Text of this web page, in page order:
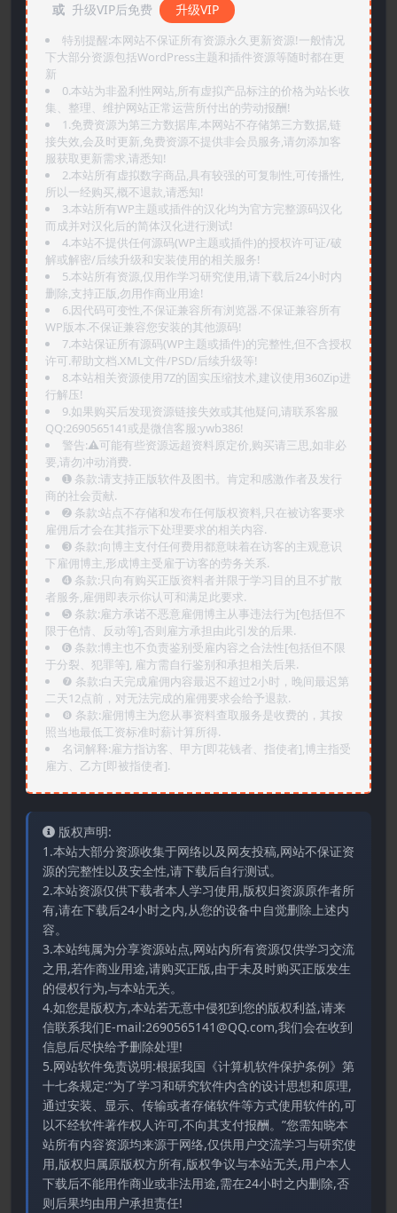
或 升级VIP后免费 升级VIP
特别提醒:本网站不保证所有资源永久更新资源!一般情况
下大部分资源包括WordPress主题和插件资源等随时都在更
新
0.本站为非盈利性网站,所有虚拟产品标注的价格为站长收
集、整理、维护网站正常运营所付出的劳动报酬!
1.免费资源为第三方数据库,本网站不存储第三方数据,链
接失效,会及时更新,免费资源不提供非会员服务,请勿添加客
服获取更新需求,请悉知!
2.本站所有虚拟数字商品,具有较强的可复制性,可传播性,
所以一经购买,概不退款,请悉知!
3.本站所有WP主题或插件的汉化均为官方完整源码汉化
而成并对汉化后的简体汉化进行测试!
4.本站不提供任何源码(WP主题或插件)的授权许可证/破
解或解密/后续升级和安装使用的相关服务!
5.本站所有资源,仅用作学习研究使用,请下载后24小时内
删除,支持正版,勿用作商业用途!
6.因代码可变性,不保证兼容所有浏览器.不保证兼容所有
WP版本.不保证兼容您安装的其他源码!
7.本站保证所有源码(WP主题或插件)的完整性,但不含授权
许可.帮助文档.XML文件/PSD/后续升级等!
8.本站相关资源使用7Z的固实压缩技术,建议使用360Zip进
行解压!
9.如果购买后发现资源链接失效或其他疑问,请联系客服
QQ:2690565141或是微信客服:ywb386!
警告:⚠️可能有些资源远超资料原定价,购买请三思,如非必
要,请勿冲动消费.
➊️ 条款:请支持正版软件及图书。肯定和感激作者及发行
商的社会贡献.
➋️ 条款:站点不存储和发布任何版权资料,只在被访客要求
雇佣后才会在其指示下处理要求的相关内容.
➌️ 条款:向博主支付任何费用都意味着在访客的主观意识
下雇佣博主,形成博主受雇于访客的劳务关系.
➍️ 条款:只向有购买正版资料者并限于学习目的且不扩散
者服务,雇佣即表示你认可和满足此要求.
➎ 条款:雇方承诺不恶意雇佣博主从事违法行为[包括但不
限于色情、反动等],否则雇方承担由此引发的后果.
➏️ 条款:博主也不负责鉴别受雇内容之合法性[包括但不限
于分裂、犯罪等], 雇方需自行鉴别和承担相关后果.
❼ 条款:白天完成雇佣内容最迟不超过2小时，晚间最迟第
二天12点前，对无法完成的雇佣要求会给予退款.
❽ 条款:雇佣博主为您从事资料查取服务是收费的，其按
照当地最低工资标准时薪计算所得.
名词解释:雇方指访客、甲方[即花钱者、指使者],博主指受
雇方、乙方[即被指使者].
版权声明:
1.本站大部分资源收集于网络以及网友投稿,网站不保证资
源的完整性以及安全性,请下载后自行测试。
2.本站资源仅供下载者本人学习使用,版权归资源原作者所
有,请在下载后24小时之内,从您的设备中自觉删除上述内
容。
3.本站纯属为分享资源站点,网站内所有资源仅供学习交流
之用,若作商业用途,请购买正版,由于未及时购买正版发生
的侵权行为,与本站无关。
4.如您是版权方,本站若无意中侵犯到您的版权利益,请来
信联系我们E-mail:2690565141@QQ.com,我们会在收到
信息后尽快给予删除处理!
5.网站软件免责说明:根据我国《计算机软件保护条例》第
十七条规定:“为了学习和研究软件内含的设计思想和原理,
通过安装、显示、传输或者存储软件等方式使用软件的,可
以不经软件著作权人许可,不向其支付报酬。”您需知晓本
站所有内容资源均来源于网络,仅供用户交流学习与研究使
用,版权归属原版权方所有,版权争议与本站无关,用户本人
下载后不能用作商业或非法用途,需在24小时之内删除,否
则后果均由用户承担责任!